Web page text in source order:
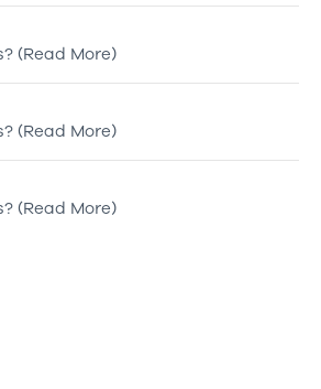
(Read More)
(Read More)
(Read More)